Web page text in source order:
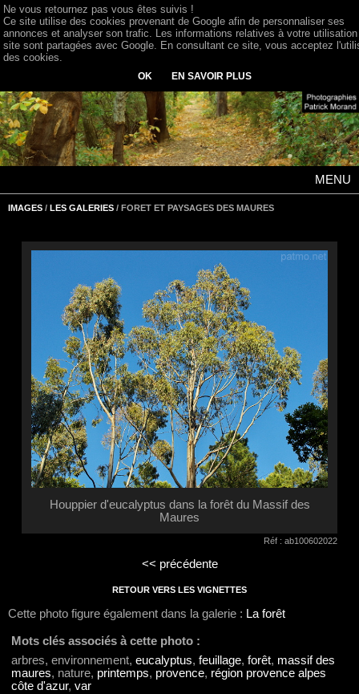
MENU
IMAGES / LES GALERIES / FORET ET PAYSAGES DES MAURES
Houppier d'eucalyptus dans la forêt du Massif des
Maures
Réf : ab100602022
<< précédente
RETOUR VERS LES VIGNETTES
Cette photo figure également dans la galerie : La forêt
Mots clés associés à cette photo :
arbres, environnement, eucalyptus, feuillage, forêt, massif des
maures, nature, printemps, provence, région provence alpes
côte d'azur, var
Ne vous retournez pas vous êtes suivis !
Ce site utilise des cookies provenant de Google afin de personnaliser ses
annonces et analyser son trafic. Les informations relatives à votre
site sont partagées avec Google. En consultant ce site, vous acceptez
des cookies.
OK EN SAVOIR PLUS